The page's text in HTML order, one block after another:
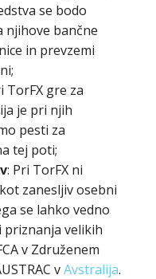
se bodo
njihove bančne
in prevzemi
TorFX gre za
je pri njih
pesti za
tej poti;
: Pri TorFX ni
zanesljiv osebni
se lahko vedno
priznanja velikih
v Združenem
vAvstralija.